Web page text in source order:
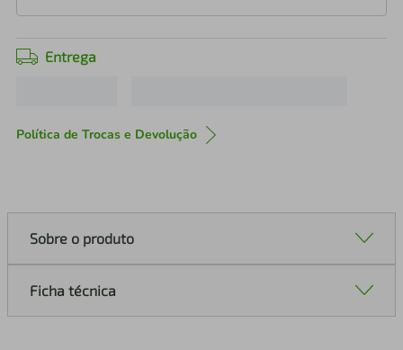
Entrega
Política de Trocas e Devolução
Sobre o produto
Ficha técnica